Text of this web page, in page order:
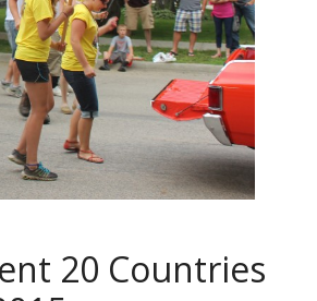
20 Countries